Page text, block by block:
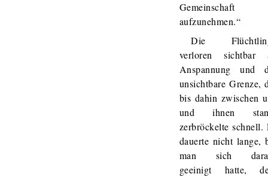
Gemeinschaft
aufzunehmen.“
Die
verloren sichtbar
Anspannung und
unsichtbare Grenze,
bis dahin zwischen
und ihnen
zerbröckelte schnell.
dauerte nicht lange,
man sich
geeinigt hatte,